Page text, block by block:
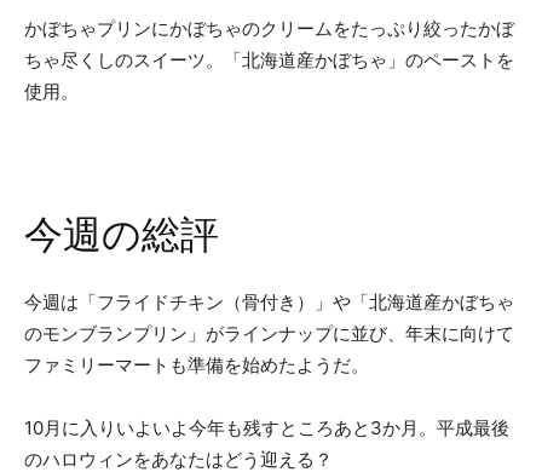
かぼちゃプリンにかぼちゃのクリームをたっぷり絞ったかぼ
ちゃ尽くしのスイーツ。「北海道産かぼちゃ」のペーストを
使用。
今週の総評
今週は「フライドチキン（骨付き）」や「北海道産かぼちゃ
のモンブランプリン」がラインナップに並び、年末に向けて
ファミリーマートも準備を始めたようだ。
10月に入りいよいよ今年も残すところあと3か月。平成最後
のハロウィンをあなたはどう迎える？